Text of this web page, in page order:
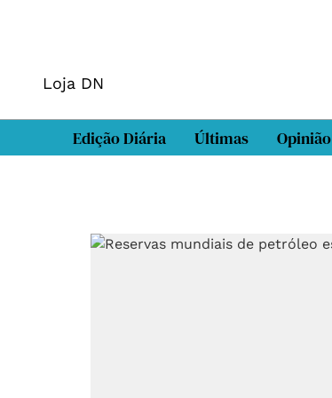
Loja DN
Edição Diária Últimas Opinião